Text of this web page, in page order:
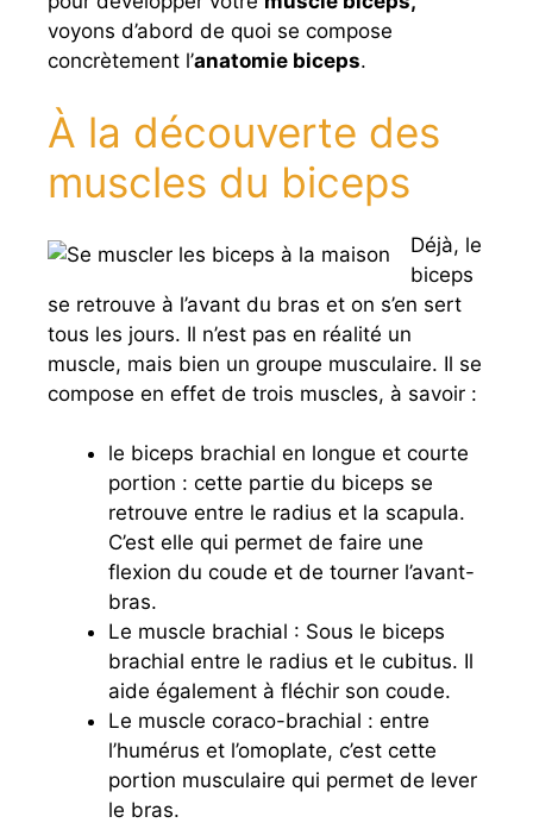
voyons d’abord de quoi se compose
concrètement l’anatomie biceps.
À la découverte des
muscles du biceps
Déjà, le
biceps
se retrouve à l’avant du bras et on s’en sert
tous les jours. Il n’est pas en réalité un
muscle, mais bien un groupe musculaire. Il se
compose en effet de trois muscles, à savoir :
le biceps brachial en longue et courte
portion : cette partie du biceps se
retrouve entre le radius et la scapula.
C’est elle qui permet de faire une
flexion du coude et de tourner l’avant-
bras.
Le muscle brachial : Sous le biceps
brachial entre le radius et le cubitus. Il
aide également à fléchir son coude.
Le muscle coraco-brachial : entre
l’humérus et l’omoplate, c’est cette
portion musculaire qui permet de lever
le bras.